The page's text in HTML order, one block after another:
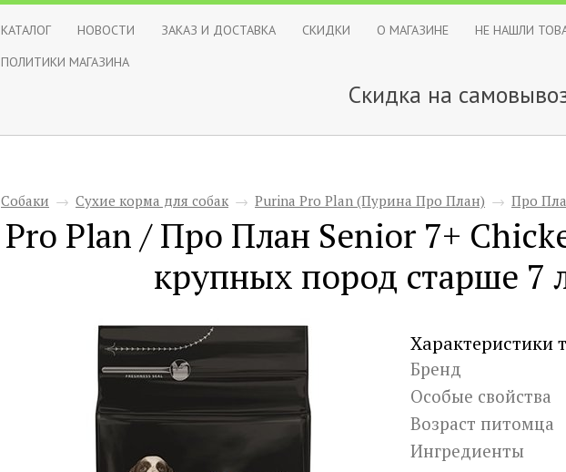
КАТАЛОГ НОВОСТИ ЗАКАЗ И ДОСТАВКА СКИДКИ О МАГАЗИНЕ НЕ НАШЛИ
ПОЛИТИКИ МАГАЗИНА
Скидка на
Собаки → Сухие корма для собак → Purina Pro Plan (Пурина Про План) → Про
Pro Plan / Про План Senior 7+
крупных пород старше 7
Характеристики
Бренд
Особые свойства
Возраст питомца
Ингредиенты